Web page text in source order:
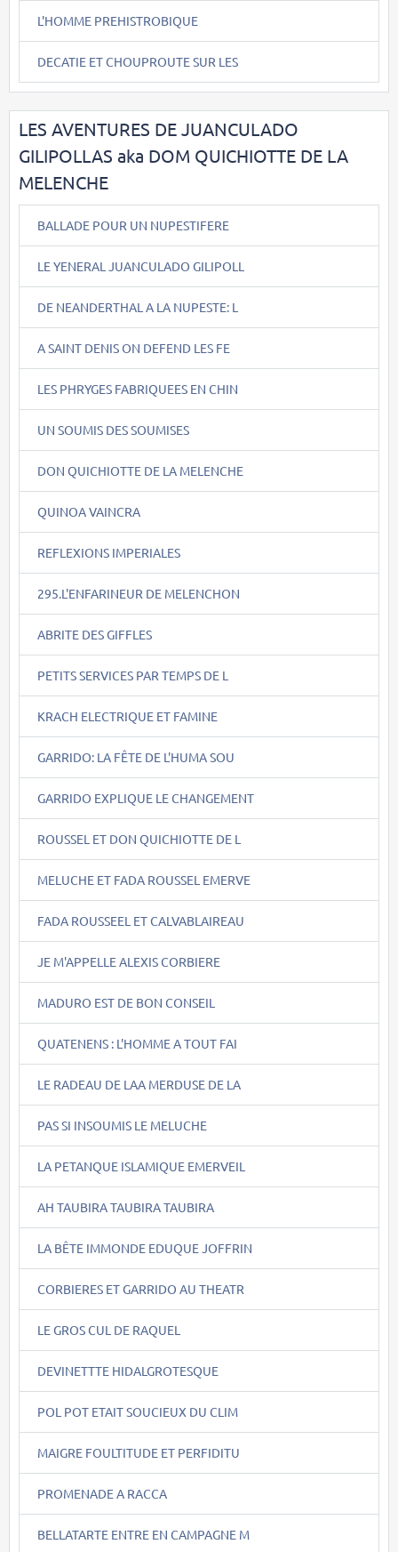
L'HOMME PREHISTROBIQUE
DECATIE ET CHOUPROUTE SUR LES
LES AVENTURES DE JUANCULADO
GILIPOLLAS aka DOM QUICHIOTTE DE LA
MELENCHE
BALLADE POUR UN NUPESTIFERE
LE YENERAL JUANCULADO GILIPOLL
DE NEANDERTHAL A LA NUPESTE: L
A SAINT DENIS ON DEFEND LES FE
LES PHRYGES FABRIQUEES EN CHIN
UN SOUMIS DES SOUMISES
DON QUICHIOTTE DE LA MELENCHE
QUINOA VAINCRA
REFLEXIONS IMPERIALES
295.L'ENFARINEUR DE MELENCHON
ABRITE DES GIFFLES
PETITS SERVICES PAR TEMPS DE L
KRACH ELECTRIQUE ET FAMINE
GARRIDO: LA FÊTE DE L'HUMA SOU
GARRIDO EXPLIQUE LE CHANGEMENT
ROUSSEL ET DON QUICHIOTTE DE L
MELUCHE ET FADA ROUSSEL EMERVE
FADA ROUSSEEL ET CALVABLAIREAU
JE M'APPELLE ALEXIS CORBIERE
MADURO EST DE BON CONSEIL
QUATENENS : L'HOMME A TOUT FAI
LE RADEAU DE LAA MERDUSE DE LA
PAS SI INSOUMIS LE MELUCHE
LA PETANQUE ISLAMIQUE EMERVEIL
AH TAUBIRA TAUBIRA TAUBIRA
LA BÊTE IMMONDE EDUQUE JOFFRIN
CORBIERES ET GARRIDO AU THEATR
LE GROS CUL DE RAQUEL
DEVINETTTE HIDALGROTESQUE
POL POT ETAIT SOUCIEUX DU CLIM
MAIGRE FOULTITUDE ET PERFIDITU
PROMENADE A RACCA
BELLATARTE ENTRE EN CAMPAGNE M